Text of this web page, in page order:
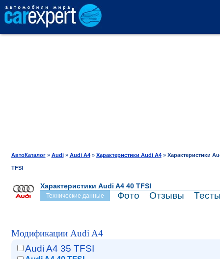
ТЕСТ-ДРАЙВ
ПРОДАЖА
АвтоКаталог» Audi» Audi A4» Характеристики Audi A4» Характеристики
TFSI
Характеристики Audi A4 40 TFSI
Технические данные Фото Отзывы
Модификации Audi A4
Audi A4 35 TFSI